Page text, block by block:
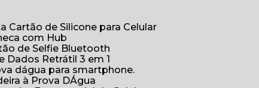
Cartão de Silicone para Celular
com Hub
de Selfie Bluetooth
Dados Retrátil 3 em 1
dágua para smartphone.
à Prova DÁgua